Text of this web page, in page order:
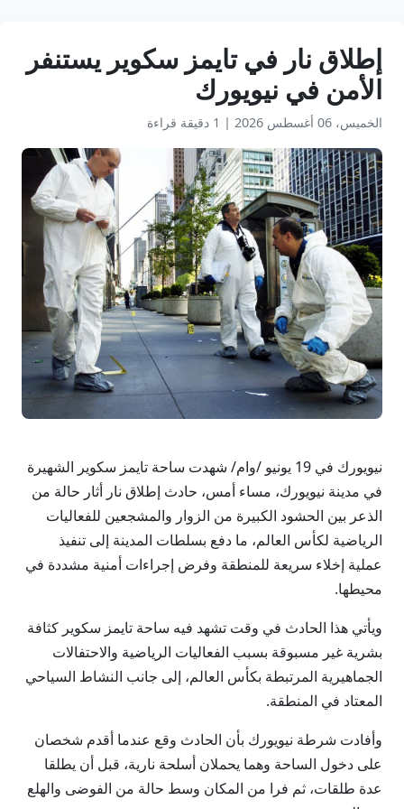
إطلاق نار في تايمز سكوير يستنفر
الأمن في نيويورك
الخميس، 06 أغسطس 2026 | 1 دقيقة قراءة
نيويورك في 19 يونيو /وام/ شهدت ساحة تايمز سكوير الشهيرة
في مدينة نيويورك، مساء أمس، حادث إطلاق نار أثار حالة من
الذعر بين الحشود الكبيرة من الزوار والمشجعين للفعاليات
الرياضية لكأس العالم، ما دفع بسلطات المدينة إلى تنفيذ
عملية إخلاء سريعة للمنطقة وفرض إجراءات أمنية مشددة في
محيطها.
ويأتي هذا الحادث في وقت تشهد فيه ساحة تايمز سكوير كثافة
بشرية غير مسبوقة بسبب الفعاليات الرياضية والاحتفالات
الجماهيرية المرتبطة بكأس العالم، إلى جانب النشاط السياحي
المعتاد في المنطقة.
وأفادت شرطة نيويورك بأن الحادث وقع عندما أقدم شخصان
على دخول الساحة وهما يحملان أسلحة نارية، قبل أن يطلقا
عدة طلقات، ثم فرا من المكان وسط حالة من الفوضى والهلع